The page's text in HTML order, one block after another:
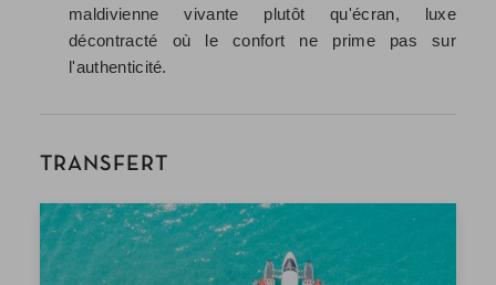
maldivienne vivante plutôt qu'écran, luxe
décontracté où le confort ne prime pas sur
l'authenticité.
TRANSFERT